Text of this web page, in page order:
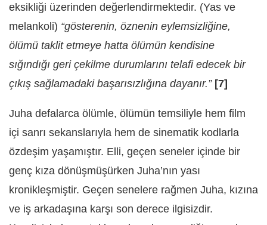
eksikliği üzerinden değerlendirmektedir. (Yas ve
melankoli) “gösterenin, öznenin eylemsizliğine,
ölümü taklit etmeye hatta ölümün kendisine
sığındığı geri çekilme durumlarını telafi edecek bir
çıkış sağlamadaki başarısızlığına dayanır.” [7]
Juha defalarca ölümle, ölümün temsiliyle hem film
içi sanrı sekanslarıyla hem de sinematik kodlarla
özdeşim yaşamıştır. Elli, geçen seneler içinde bir
genç kıza dönüşmüşürken Juha’nın yası
kronikleşmiştir. Geçen senelere rağmen Juha, kızına
ve iş arkadaşına karşı son derece ilgisizdir.